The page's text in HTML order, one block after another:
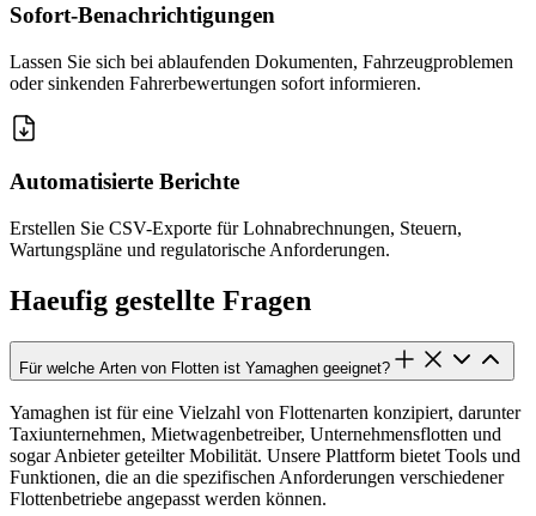
Sofort-Benachrichtigungen
Lassen Sie sich bei ablaufenden Dokumenten, Fahrzeugproblemen
oder sinkenden Fahrerbewertungen sofort informieren.
Automatisierte Berichte
Erstellen Sie CSV-Exporte für Lohnabrechnungen, Steuern,
Wartungspläne und regulatorische Anforderungen.
Haeufig gestellte Fragen
Für welche Arten von Flotten ist Yamaghen geeignet?
Yamaghen ist für eine Vielzahl von Flottenarten konzipiert, darunter
Taxiunternehmen, Mietwagenbetreiber, Unternehmensflotten und
sogar Anbieter geteilter Mobilität. Unsere Plattform bietet Tools und
Funktionen, die an die spezifischen Anforderungen verschiedener
Flottenbetriebe angepasst werden können.